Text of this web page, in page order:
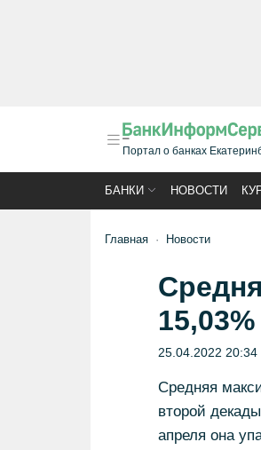
Портал о банках
БАНКИ НОВОСТИ
Главная Новости
15,03%
25.04.2022 20:34
Средняя
второй
апреля она